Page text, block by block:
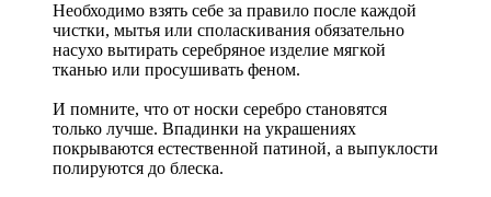
Необходимо взять себе за правило после каждой
чистки, мытья или споласкивания обязательно
насухо вытирать серебряное изделие мягкой
тканью или просушивать феном.
И помните, что от носки серебро становятся
только лучше. Впадинки на украшениях
покрываются естественной патиной, а выпуклости
полируются до блеска.